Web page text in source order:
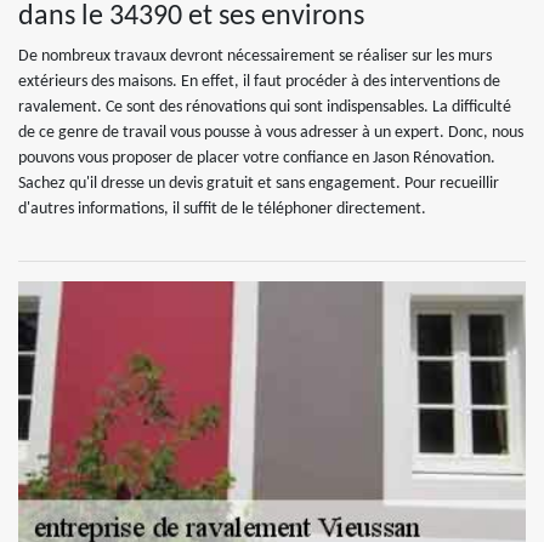
dans le 34390 et ses environs
De nombreux travaux devront nécessairement se réaliser sur les murs
extérieurs des maisons. En effet, il faut procéder à des interventions de
ravalement. Ce sont des rénovations qui sont indispensables. La difficulté
de ce genre de travail vous pousse à vous adresser à un expert. Donc, nous
pouvons vous proposer de placer votre confiance en Jason Rénovation.
Sachez qu'il dresse un devis gratuit et sans engagement. Pour recueillir
d'autres informations, il suffit de le téléphoner directement.